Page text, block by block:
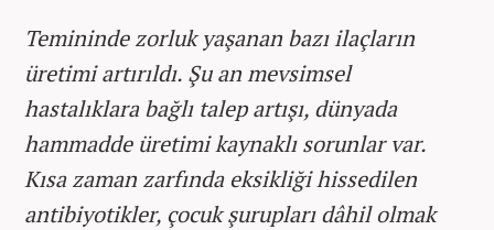
Temininde zorluk yaşanan bazı ilaçların
üretimi artırıldı. Şu an mevsimsel
hastalıklara bağlı talep artışı, dünyada
hammadde üretimi kaynaklı sorunlar var.
Kısa zaman zarfında eksikliği hissedilen
antibiyotikler, çocuk şurupları dâhil olmak